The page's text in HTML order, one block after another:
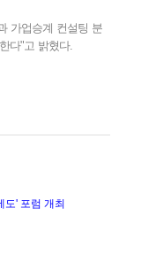
가업승계 컨설팅 분
다"고 밝혔다.
' 포럼 개최